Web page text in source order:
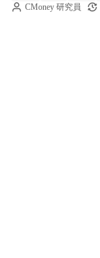
CMoney 研究員